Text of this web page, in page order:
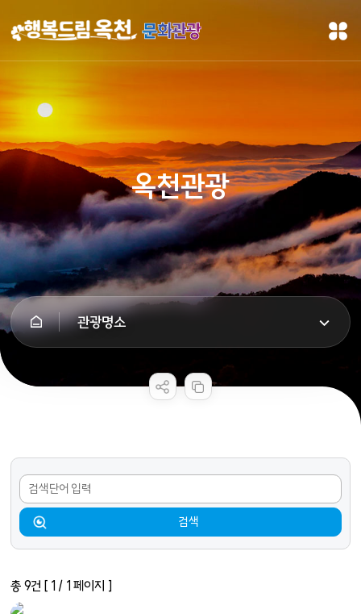
문화관광
옥천관광
관광명소
검색어
검색
총 9건 [ 1 / 1 페이지 ]
공공누리 공공저작물